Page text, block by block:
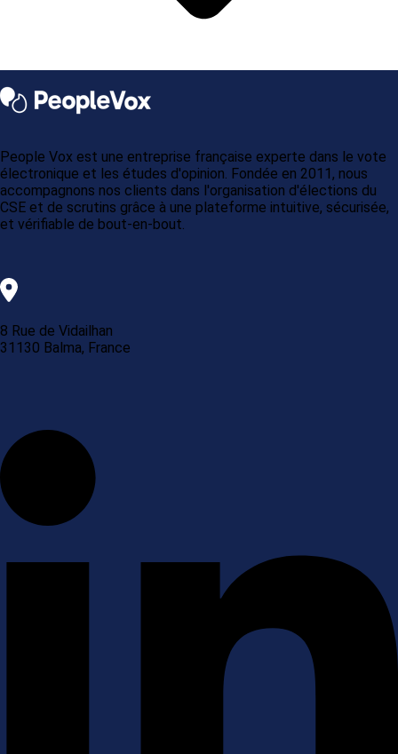
People Vox est une entreprise française experte dans le vote
électronique et les études d'opinion. Fondée en 2011, nous
accompagnons nos clients dans l'organisation d'élections du
CSE et de scrutins grâce à une plateforme intuitive, sécurisée,
et vérifiable de bout-en-bout.
8 Rue de Vidailhan
31130 Balma, France